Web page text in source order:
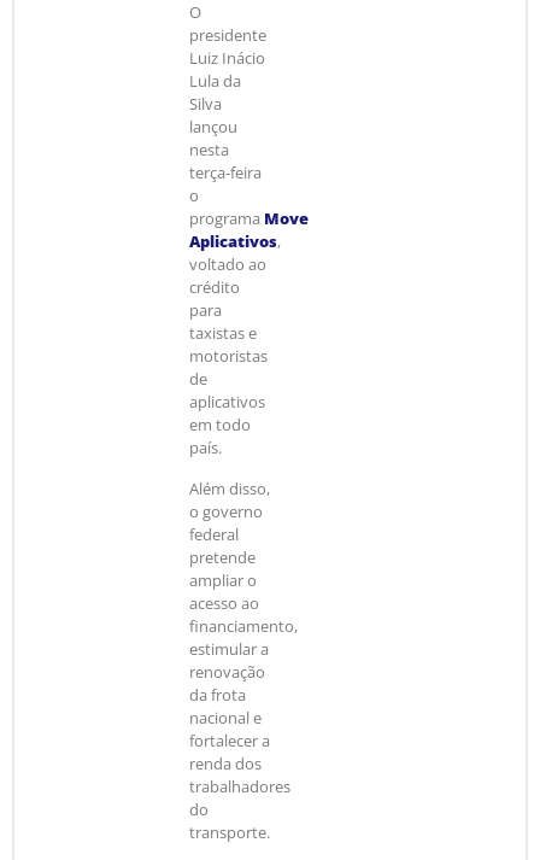
O
presidente
Luiz Inácio
Lula da
Silva
lançou
nesta
terça-feira
o
programa Move
Aplicativos,
voltado ao
crédito
para
taxistas e
motoristas
de
aplicativos
em todo
país.
Além disso,
o governo
federal
pretende
ampliar o
acesso ao
financiamento,
estimular a
renovação
da frota
nacional e
fortalecer a
renda dos
trabalhadores
do
transporte.